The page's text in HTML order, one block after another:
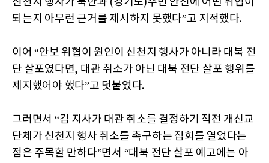
되는지 아무런 근거를 제시하지 못했다”고 지적했다.
이어 “안보 위협이 원인이 신천지 행사가 아니라 대북 전
단 살포였다면, 대관 취소가 아닌 대북 전단 살포 행위를
제지했어야 했다”고 덧붙였다.
그러면서 “김 지사가 대관 취소를 결정하기 직전 개신교
단체가 신천지 행사 취소를 촉구하는 집회를 열었다는
점은 주목할 만하다”면서 “대북 전단 살포 예고에는 아